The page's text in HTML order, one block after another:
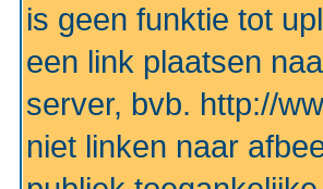
is geen funktie tot
een link plaatsen
server, bvb. http://
niet linken naar